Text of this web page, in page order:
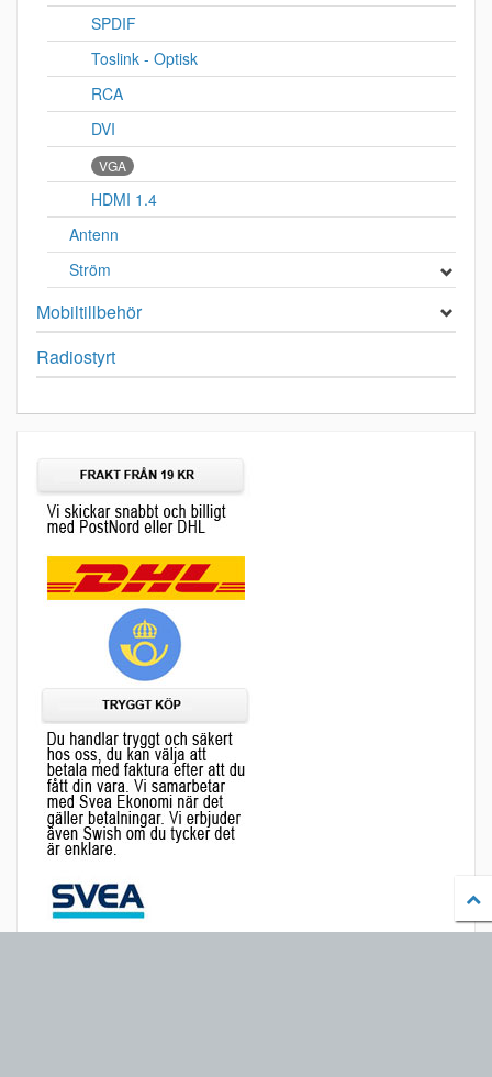
SPDIF
Toslink - Optisk
RCA
DVI
VGA
HDMI 1.4
Antenn
Ström
Mobiltillbehör
Radiostyrt